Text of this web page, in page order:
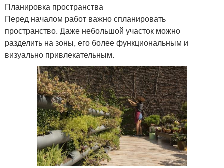
Планировка пространства
Перед началом работ важно спланировать
пространство. Даже небольшой участок можно
разделить на зоны, его более функциональным и
визуально привлекательным.